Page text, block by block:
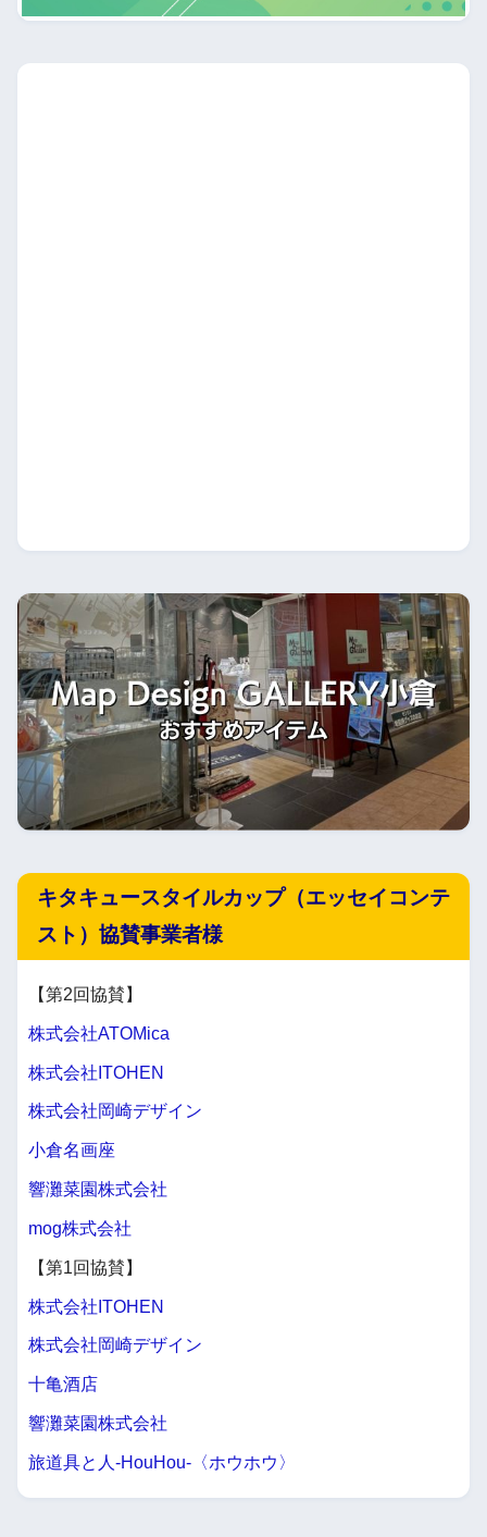
キタキュースタイルカップ（エッセイコンテ
スト）協賛事業者様
【第2回協賛】
株式会社ATOMica
株式会社ITOHEN
株式会社岡崎デザイン
小倉名画座
響灘菜園株式会社
mog株式会社
【第1回協賛】
株式会社ITOHEN
株式会社岡崎デザイン
十亀酒店
響灘菜園株式会社
旅道具と人-HouHou-〈ホウホウ〉